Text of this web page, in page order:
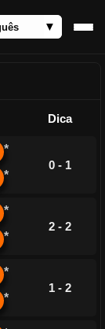
Dica
*
*
0 - 1
*
*
2 - 2
*
*
1 - 2